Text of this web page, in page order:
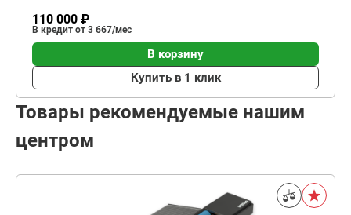
110 000 ₽
В кредит от 3 667/мес
В корзину
Купить в 1 клик
Товары рекомендуемые нашим
центром